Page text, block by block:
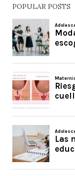
POPULAR POSTS